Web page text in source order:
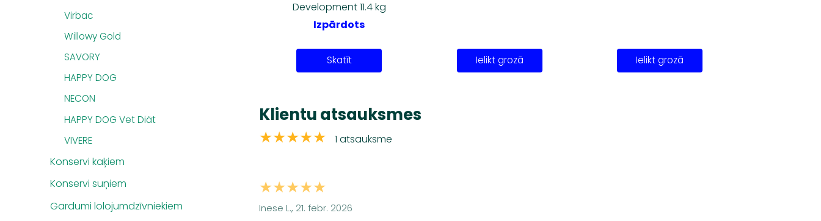
Virbac
Willowy Gold
SAVORY
HAPPY DOG
NECON
HAPPY DOG Vet Diät
VIVERE
Konservi kaķiem
Konservi suņiem
Gardumi lolojumdzīvniekiem
Development 11.4 kg
Izpārdots
Skatīt Ielikt grozā Ielikt grozā
Klientu atsauksmes
★★★★★ 1 atsauksme
★★★★★
Inese L., 21. febr. 2026